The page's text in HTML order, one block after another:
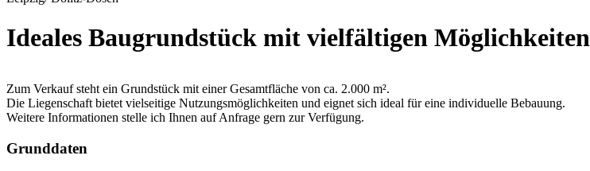
Ideales Baugrundstück mit vielfältigen Möglichkeiten
Zum Verkauf steht ein Grundstück mit einer Gesamtfläche von ca. 2.000 m².
Die Liegenschaft bietet vielseitige Nutzungsmöglichkeiten und eignet sich ideal für eine individuelle Bebauung.
Weitere Informationen stelle ich Ihnen auf Anfrage gern zur Verfügung.
Grunddaten